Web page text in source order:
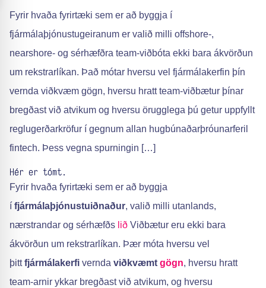
Fyrir hvaða fyrirtæki sem er að byggja í
fjármálaþjónustugeiranum er valið milli offshore-,
nearshore- og sérhæfðra team-viðbóta ekki bara ákvörðun
um rekstrarlíkan. Það mótar hversu vel fjármálakerfin þín
vernda viðkvæm gögn, hversu hratt team-viðbætur þínar
bregðast við atvikum og hversu örugglega þú getur uppfyllt
reglugerðarkröfur í gegnum allan hugbúnaðarþróunarferil
fintech. Þess vegna spurningin […]
Hér er tómt.
Fyrir hvaða fyrirtæki sem er að byggja
í fjármálaþjónustuiðnaður, valið milli utanlands,
nærstrandar og sérhæfðs lið Viðbætur eru ekki bara
ákvörðun um rekstrarlíkan. Þær móta hversu vel
þittfjármálakerfi vernda viðkvæmt gögn, hversu hratt
team-arnir ykkar bregðast við atvikum, og hversu